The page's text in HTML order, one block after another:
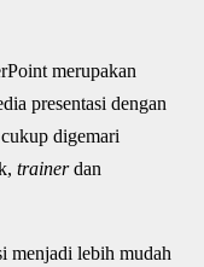
merupakan
presentasi dengan
digemari
trainerdan
menjadi lebih mudah